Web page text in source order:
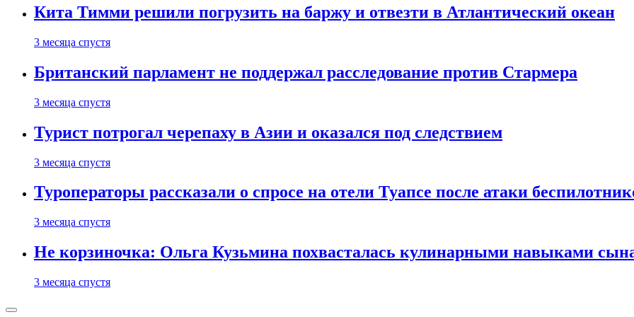
Кита Тимми решили погрузить на баржу и отвезти в Атлантический океан
3 месяца спустя
Британский парламент не поддержал расследование против Стармера
3 месяца спустя
Турист потрогал черепаху в Азии и оказался под следствием
3 месяца спустя
Туроператоры рассказали о спросе на отели Туапсе после атаки
3 месяца спустя
Не корзиночка: Ольга Кузьмина похвасталась кулинарными навыками
3 месяца спустя